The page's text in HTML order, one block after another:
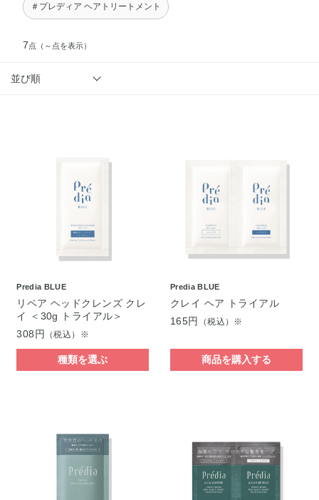
＃プレディア ヘアトリートメント
7点 （～点を表示）
並び順
Predia BLUE
リペア ヘッドクレンズ クレ
イ ＜30g トライアル＞
308円
（税込）※
種類を選ぶ
Predia BLUE
クレイ ヘア トライアル
165円
（税込）※
商品を購入する